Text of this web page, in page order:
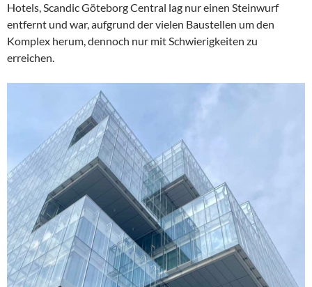
Hotels, Scandic Göteborg Central lag nur einen Steinwurf
entfernt und war, aufgrund der vielen Baustellen um den
Komplex herum, dennoch nur mit Schwierigkeiten zu
erreichen.